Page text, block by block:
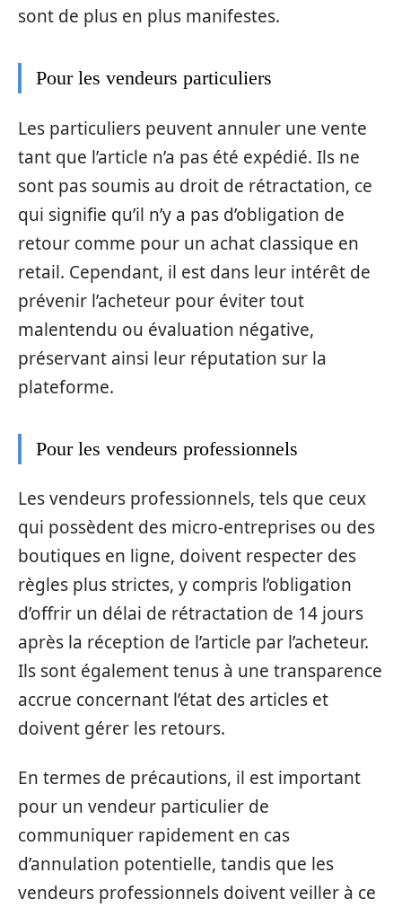
sont de plus en plus manifestes.
Pour les vendeurs particuliers
Les particuliers peuvent annuler une vente
tant que l’article n’a pas été expédié. Ils ne
sont pas soumis au droit de rétractation, ce
qui signifie qu’il n’y a pas d’obligation de
retour comme pour un achat classique en
retail. Cependant, il est dans leur intérêt de
prévenir l’acheteur pour éviter tout
malentendu ou évaluation négative,
préservant ainsi leur réputation sur la
plateforme.
Pour les vendeurs professionnels
Les vendeurs professionnels, tels que ceux
qui possèdent des micro-entreprises ou des
boutiques en ligne, doivent respecter des
règles plus strictes, y compris l’obligation
d’offrir un délai de rétractation de 14 jours
après la réception de l’article par l’acheteur.
Ils sont également tenus à une transparence
accrue concernant l’état des articles et
doivent gérer les retours.
En termes de précautions, il est important
pour un vendeur particulier de
communiquer rapidement en cas
d’annulation potentielle, tandis que les
vendeurs professionnels doivent veiller à ce